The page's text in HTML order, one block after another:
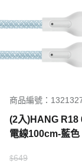
商品編號：
(2入)HANG R18
電線100cm-藍色
$649